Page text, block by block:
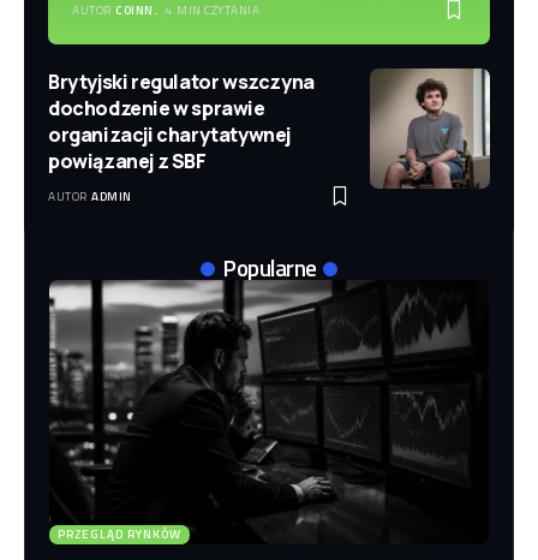
AUTOR COINN. 4 MIN CZYTANIA
Brytyjski regulator wszczyna
dochodzenie w sprawie
organizacji charytatywnej
powiązanej z SBF
AUTOR ADMIN
Popularne
PRZEGLĄD RYNKÓW